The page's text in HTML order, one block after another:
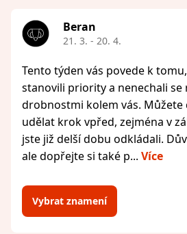
Beran
21. 3. - 20. 4.
Tento týden vás povede k
stanovili priority a nenechali
drobnostmi kolem vás.
udělat krok vpřed, zejména v
jste již delší dobu odkládali.
ale dopřejte si také p... Více
Vybrat znamení